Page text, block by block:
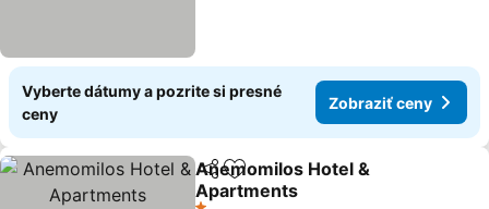
Vyberte dátumy a pozrite si presné
ceny
Zobraziť ceny
ZdieľaťPridať do obľúbených
Anemomilos Hotel &
Apartments